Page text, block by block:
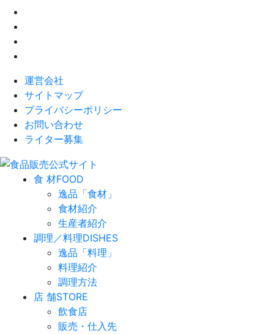
運営会社
サイトマップ
プライバシーポリシー
お問い合わせ
ライター募集
食 材FOOD
逸品「食材」
食材紹介
生産者紹介
調理／料理DISHES
逸品「料理」
料理紹介
調理方法
店 舗STORE
飲食店
販売・仕入先